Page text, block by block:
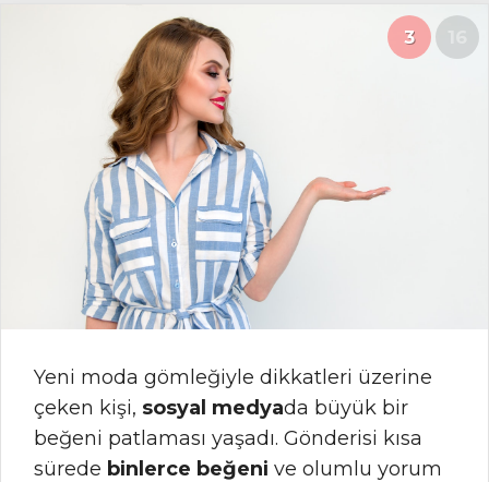
3
Yeni moda gömleğiyle dikkatleri üzerine
çeken kişi, sosyal medyada büyük bir
beğeni patlaması yaşadı. Gönderisi kısa
sürede binlerce beğeni ve olumlu yorum